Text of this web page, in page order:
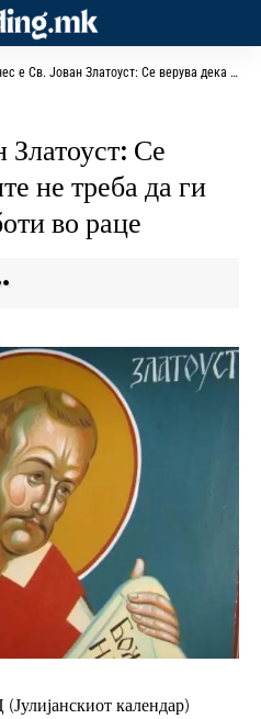
Јован Златоуст: Се верува дека жените не треба да ги земаат ОВИЕ работи во раце
Се
не треба да ги
во раце
календар)